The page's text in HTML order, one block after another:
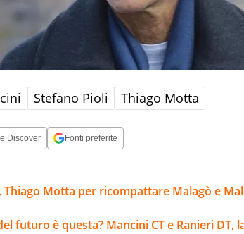
Stefano Pioli Thiago Motta
Discover Fonti preferite
Thiago Motta per ricompattare Malagò e
futuro è questa? Mancini CT e Ranieri DT,